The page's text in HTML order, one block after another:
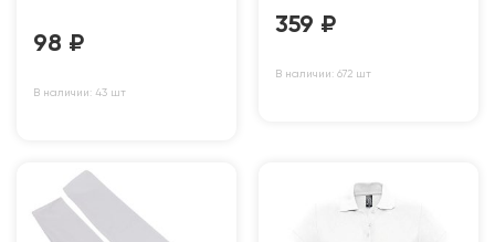
98 ₽
В наличии: 43 шт
359 ₽
В наличии: 672 шт